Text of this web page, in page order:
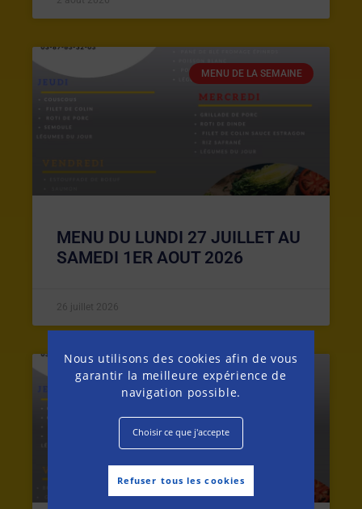
Nous utilisons des cookies afin de vous
garantir la meilleure expérience de
navigation possible.
Choisir ce que j'accepte
Refuser tous les cookies
MENU DE LA SEMAINE
MENU DU LUNDI 27 JUILLET AU
SAMEDI 1ER AOUT 2026
26 juillet 2026
MENU DE LA SEMAINE